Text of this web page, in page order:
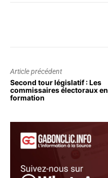
Article précédent
Second tour législatif : Les
commissaires électoraux en
formation